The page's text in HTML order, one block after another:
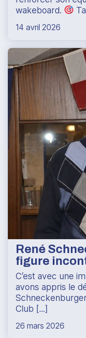
wakeboard.
14 avril 2026
René
figure
C’est avec une
avons appris le
Club [...]
26 mars 2026